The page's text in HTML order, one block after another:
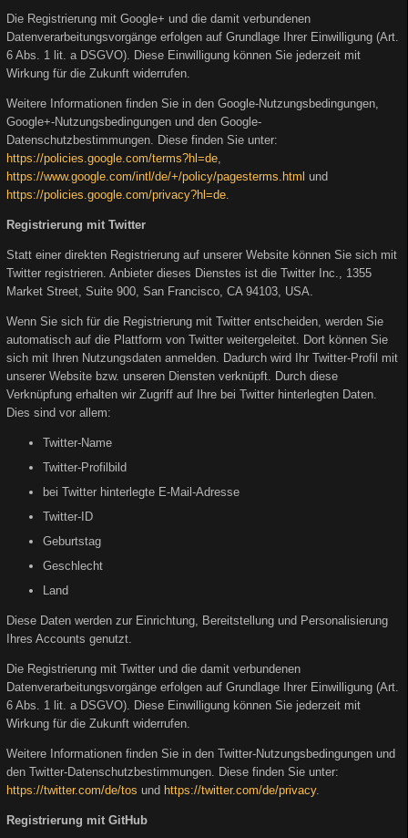
Die Registrierung mit Google+ und die damit verbundenen
Datenverarbeitungsvorgänge erfolgen auf Grundlage Ihrer Einwilligung (Art.
6 Abs. 1 lit. a DSGVO). Diese Einwilligung können Sie jederzeit mit
Wirkung für die Zukunft widerrufen.
Weitere Informationen finden Sie in den Google-Nutzungsbedingungen,
Google+-Nutzungsbedingungen und den Google-
Datenschutzbestimmungen. Diese finden Sie unter:
https://policies.google.com/terms?hl=de,
https://www.google.com/intl/de/+/policy/pagesterms.html und
https://policies.google.com/privacy?hl=de.
Registrierung mit Twitter
Statt einer direkten Registrierung auf unserer Website können Sie sich mit
Twitter registrieren. Anbieter dieses Dienstes ist die Twitter Inc., 1355
Market Street, Suite 900, San Francisco, CA 94103, USA.
Wenn Sie sich für die Registrierung mit Twitter entscheiden, werden Sie
automatisch auf die Plattform von Twitter weitergeleitet. Dort können Sie
sich mit Ihren Nutzungsdaten anmelden. Dadurch wird Ihr Twitter-Profil mit
unserer Website bzw. unseren Diensten verknüpft. Durch diese
Verknüpfung erhalten wir Zugriff auf Ihre bei Twitter hinterlegten Daten.
Dies sind vor allem:
Twitter-Name
Twitter-Profilbild
bei Twitter hinterlegte E-Mail-Adresse
Twitter-ID
Geburtstag
Geschlecht
Land
Diese Daten werden zur Einrichtung, Bereitstellung und Personalisierung
Ihres Accounts genutzt.
Die Registrierung mit Twitter und die damit verbundenen
Datenverarbeitungsvorgänge erfolgen auf Grundlage Ihrer Einwilligung (Art.
6 Abs. 1 lit. a DSGVO). Diese Einwilligung können Sie jederzeit mit
Wirkung für die Zukunft widerrufen.
Weitere Informationen finden Sie in den Twitter-Nutzungsbedingungen und
den Twitter-Datenschutzbestimmungen. Diese finden Sie unter:
https://twitter.com/de/tos und https://twitter.com/de/privacy.
Registrierung mit GitHub